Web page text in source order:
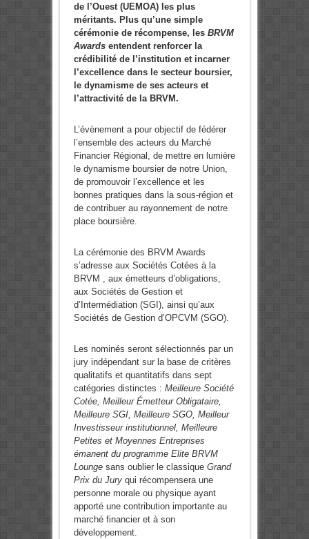
de l’Ouest (UEMOA) les plus
méritants. Plus qu’une simple
cérémonie de récompense, les BRVM
Awards entendent renforcer la
crédibilité de l’institution et incarner
l’excellence dans le secteur boursier,
le dynamisme de ses acteurs et
l’attractivité de la BRVM.
L’évènement a pour objectif de fédérer
l’ensemble des acteurs du Marché
Financier Régional, de mettre en lumière
le dynamisme boursier de notre Union,
de promouvoir l’excellence et les
bonnes pratiques dans la sous-région et
de contribuer au rayonnement de notre
place boursière.
La cérémonie des BRVM Awards
s’adresse aux Sociétés Cotées à la
BRVM , aux émetteurs d’obligations,
aux Sociétés de Gestion et
d’Intermédiation (SGI), ainsi qu’aux
Sociétés de Gestion d’OPCVM (SGO).
Les nominés seront sélectionnés par un
jury indépendant sur la base de critères
qualitatifs et quantitatifs dans sept
catégories distinctes : Meilleure Société
Cotée, Meilleur Émetteur Obligataire,
Meilleure SGI, Meilleure SGO, Meilleur
Investisseur institutionnel, Meilleure
Petites et Moyennes Entreprises
émanent du programme Elite BRVM
Lounge sans oublier le classique Grand
Prix du Jury qui récompensera une
personne morale ou physique ayant
apporté une contribution importante au
marché financier et à son
développement.